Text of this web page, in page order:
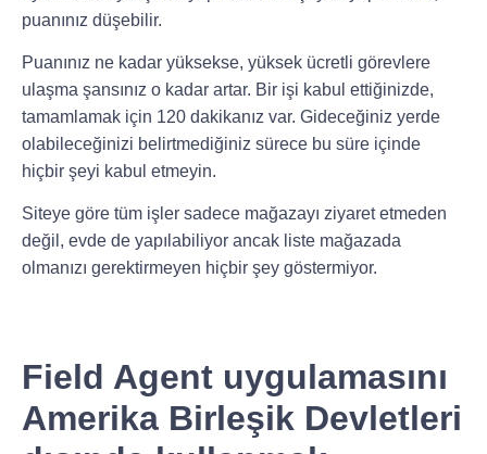
puanınız düşebilir.
Puanınız ne kadar yüksekse, yüksek ücretli görevlere
ulaşma şansınız o kadar artar. Bir işi kabul ettiğinizde,
tamamlamak için 120 dakikanız var. Gideceğiniz yerde
olabileceğinizi belirtmediğiniz sürece bu süre içinde
hiçbir şeyi kabul etmeyin.
Siteye göre tüm işler sadece mağazayı ziyaret etmeden
değil, evde de yapılabiliyor ancak liste mağazada
olmanızı gerektirmeyen hiçbir şey göstermiyor.
Field Agent uygulamasını
Amerika Birleşik Devletleri